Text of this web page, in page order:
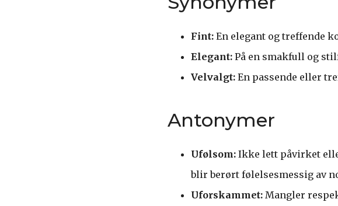
Fint: En elegant og treffende
Elegant: På en smakfull og
Velvalgt: En passende eller
Antonymer
Ufølsom: Ikke lett påvirket
blir berørt følelsesmessig av
Uforskammet: Mangler